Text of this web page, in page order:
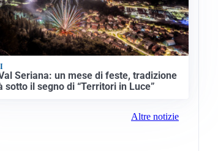
Seriana: un mese di feste, tradizione
sotto il segno di “Territori in Luce”
Altre notizie